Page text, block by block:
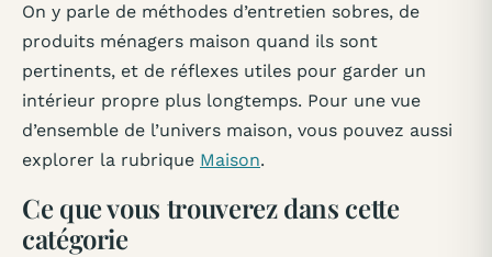
On y parle de méthodes d’entretien sobres, de
produits ménagers maison quand ils sont
pertinents, et de réflexes utiles pour garder un
intérieur propre plus longtemps. Pour une vue
d’ensemble de l’univers maison, vous pouvez aussi
explorer la rubrique Maison.
Ce que vous trouverez dans cette
catégorie